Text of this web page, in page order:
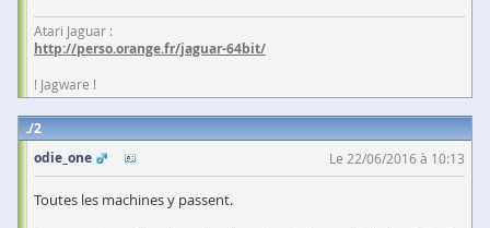
Atari Jaguar :
http://perso.orange.fr/jaguar-64bit/
! Jagware !
2
odie_one
Le 22/06/2016 à 10:13
Toutes les machines y passent.